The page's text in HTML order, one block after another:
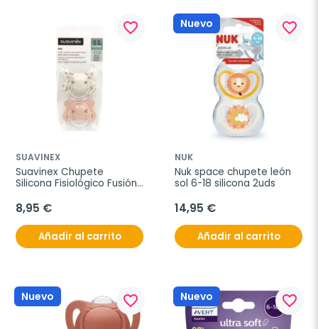
favorite_border
SUAVINEX
Suavinex Chupete
Silicona Fisiológico Fusión
8,95 €
Añadir al carrito
Nuevo favorite_border
NUK
Nuk space chupete león
sol 6-18 silicona 2uds
14,95 €
Añadir al carrito
Nuevo favorite_border Nuevo favorite_border